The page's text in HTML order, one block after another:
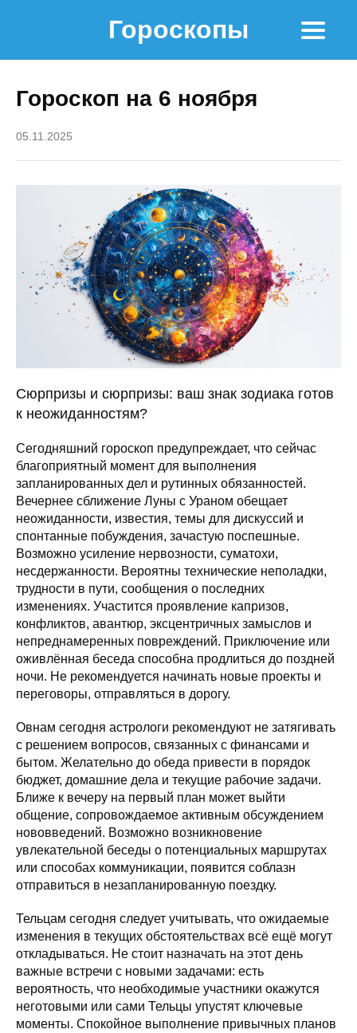
Гороскопы
Гороскоп на 6 ноября
05.11.2025
Сюрпризы и сюрпризы: ваш знак зодиака готов
к неожиданностям?
Сегодняшний гороскоп предупреждает, что сейчас
благоприятный момент для выполнения
запланированных дел и рутинных обязанностей.
Вечернее сближение Луны с Ураном обещает
неожиданности, известия, темы для дискуссий и
спонтанные побуждения, зачастую поспешные.
Возможно усиление нервозности, суматохи,
несдержанности. Вероятны технические неполадки,
трудности в пути, сообщения о последних
изменениях. Участится проявление капризов,
конфликтов, авантюр, эксцентричных замыслов и
непреднамеренных повреждений. Приключение или
оживлённая беседа способна продлиться до поздней
ночи. Не рекомендуется начинать новые проекты и
переговоры, отправляться в дорогу.
Овнам сегодня астрологи рекомендуют не затягивать
с решением вопросов, связанных с финансами и
бытом. Желательно до обеда привести в порядок
бюджет, домашние дела и текущие рабочие задачи.
Ближе к вечеру на первый план может выйти
общение, сопровождаемое активным обсуждением
нововведений. Возможно возникновение
увлекательной беседы о потенциальных маршрутах
или способах коммуникации, появится соблазн
отправиться в незапланированную поездку.
Тельцам сегодня следует учитывать, что ожидаемые
изменения в текущих обстоятельствах всё ещё могут
откладываться. Не стоит назначать на этот день
важные встречи с новыми задачами: есть
вероятность, что необходимые участники окажутся
неготовыми или сами Тельцы упустят ключевые
моменты. Спокойное выполнение привычных планов